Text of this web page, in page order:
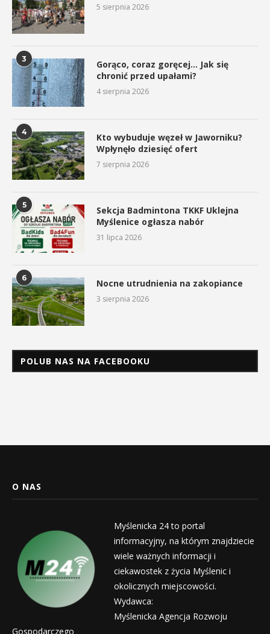
5 sierpnia 2026
3
Gorąco, coraz goręcej… Jak się
chronić przed upałami?
4 sierpnia 2026
4
Kto wybuduje węzeł w Jaworniku?
Wpłynęło dziesięć ofert
7 sierpnia 2026
5
Sekcja Badmintona TKKF Uklejna
Myślenice ogłasza nabór
31 lipca 2026
6 Nocne utrudnienia na zakopiance
3 sierpnia 2026
POLUB NAS NA FACEBOOKU
O NAS
Myślenicka 24 to portal
informacyjny, na którym znajdziecie
wiele ważnych informacji i
ciekawostek z życia Myślenic i
okolicznych miejscowości.
Wydawca:
Myślenicka Agencja Rozwoju
Gospodarczego